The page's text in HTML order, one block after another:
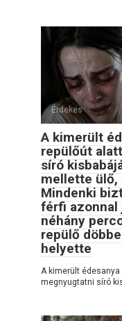
Érdekes
A kimerült
repülőút
síró
mellette ülő,
Mindenki
férfi azonnal
néhány
repülő
helyette
A kimerült
megnyugtatni síró